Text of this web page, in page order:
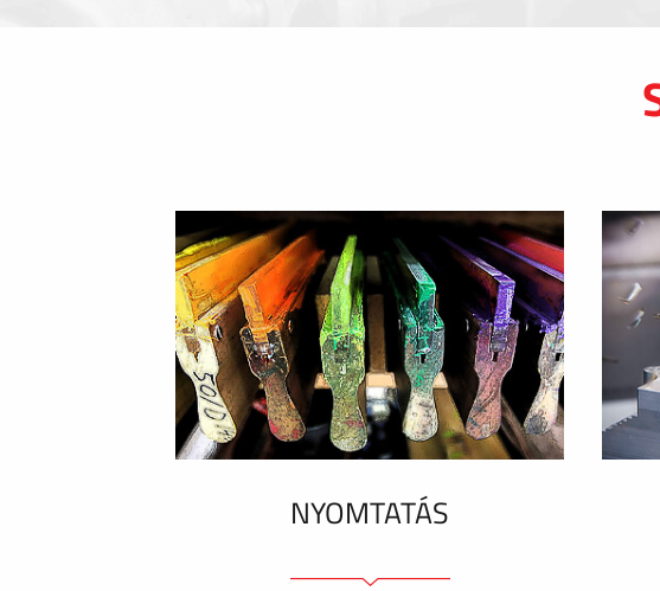
NYOMTATÁS